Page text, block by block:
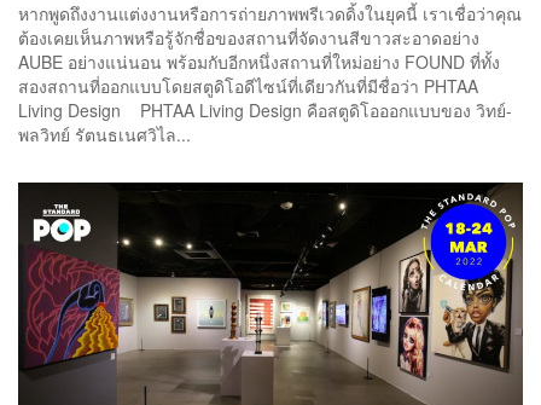
หากพูดถึงงานแต่งงานหรือการถ่ายภาพพรีเวดดิ้งในยุคนี้ เราเชื่อว่าคุณ
ต้องเคยเห็นภาพหรือรู้จักชื่อของสถานที่จัดงานสีขาวสะอาดอย่าง
AUBE อย่างแน่นอน พร้อมกับอีกหนึ่งสถานที่ใหม่อย่าง FOUND ที่ทั้ง
สองสถานที่ออกแบบโดยสตูดิโอดีไซน์ที่เดียวกันที่มีชื่อว่า PHTAA
Living Design PHTAA Living Design คือสตูดิโอออกแบบของ วิทย์-
พลวิทย์ รัตนธเนศวิไล...